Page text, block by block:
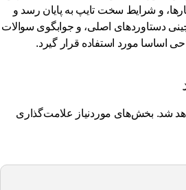
و شرایط سخت تایپ به پایان رسد و
دستاوردهای اصلی، و جوابگوی سوالات
اساسا مورد استفاده قرار گیرد.
شد. بخش‌های موردنیاز علامت‌گذاری